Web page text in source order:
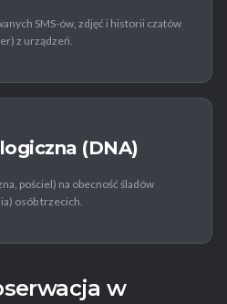
SMS-ów, zdjęć i historii czatów
z urządzeń.
(DNA)
pościel) na obecność śladów
osób trzecich.
w